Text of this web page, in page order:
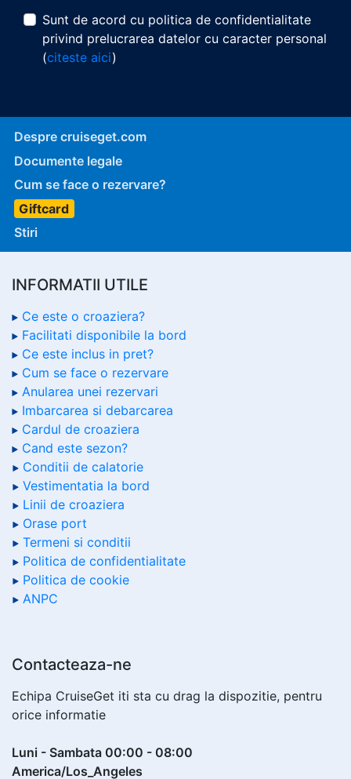
Sunt de acord cu politica de confidentialitate
privind prelucrarea datelor cu caracter personal
(citeste aici)
Despre cruiseget.com
Documente legale
Cum se face o rezervare?
Giftcard
Stiri
INFORMATII UTILE
Ce este o croaziera?
Facilitati disponibile la bord
Ce este inclus in pret?
Cum se face o rezervare
Anularea unei rezervari
Imbarcarea si debarcarea
Cardul de croaziera
Cand este sezon?
Conditii de calatorie
Vestimentatia la bord
Linii de croaziera
Orase port
Termeni si conditii
Politica de confidentialitate
Politica de cookie
ANPC
Contacteaza-ne
Echipa CruiseGet iti sta cu drag la dispozitie, pentru
orice informatie
Luni - Sambata 00:00 - 08:00
America/Los_Angeles